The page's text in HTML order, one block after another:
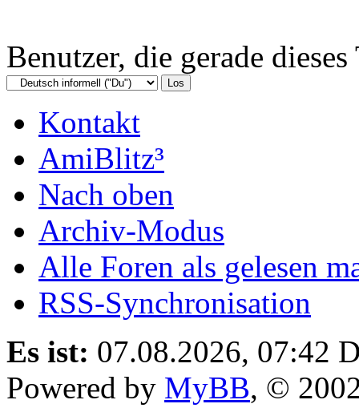
Benutzer, die gerade
Kontakt
AmiBlitz³
Nach oben
Archiv-Modus
Alle Foren als gelesen
RSS-Synchronisation
Es ist: 07.08.2026, 07:42
Powered by MyBB, ©